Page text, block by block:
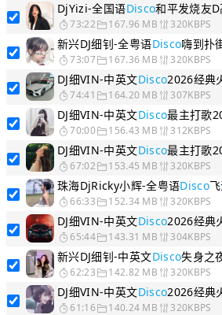
DjYizi-全国语Disco和平发烧友D高
73:22 167.96 MB 320KBPS
新兴DJ细钊-全粤语Disco嗨到扑街
73:07 167.36 MB 320KBPS
DJ细VIN-中英文Disco2026经典火爆
74:41 164.20 MB 307KBPS
DJ细VIN-中英文Disco最主打歌2026
70:00 156.43 MB 312KBPS
DJ细VIN-中英文Disco最主打歌2026
67:02 153.45 MB 320KBPS
珠海DjRicky小辉-全粤语Disco飞
66:33 152.34 MB 320KBPS
DJ细VIN-中英文Disco2026经典火爆
65:44 143.31 MB 304KBPS
新兴DJ细钊-中英文Disco失身之夜
62:23 142.82 MB 320KBPS
DJ细VIN-中英文Disco2026经典火爆
61:16 140.24 MB 320KBPS